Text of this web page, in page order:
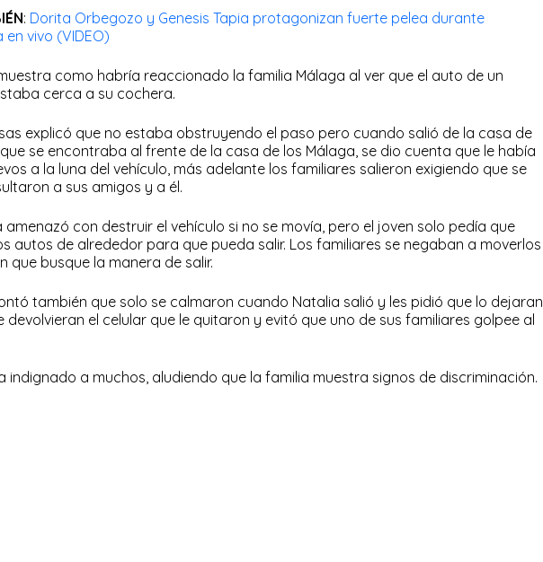
: Dorita Orbegozo y Genesis Tapia protagonizan fuerte pelea durante
vivo (VIDEO)
como habría reaccionado la familia Málaga al ver que el auto de un
cerca a su cochera.
explicó que no estaba obstruyendo el paso pero cuando salió de la casa de
se encontraba al frente de la casa de los Málaga, se dio cuenta que le había
a la luna del vehículo, más adelante los familiares salieron exigiendo que se
a sus amigos y a él.
amenazó con destruir el vehículo si no se movía, pero el joven solo pedía que
autos de alrededor para que pueda salir. Los familiares se negaban a moverlos
que busque la manera de salir.
también que solo se calmaron cuando Natalia salió y les pidió que lo dejaran
devolvieran el celular que le quitaron y evitó que uno de sus familiares golpee al
indignado a muchos, aludiendo que la familia muestra signos de discriminación.